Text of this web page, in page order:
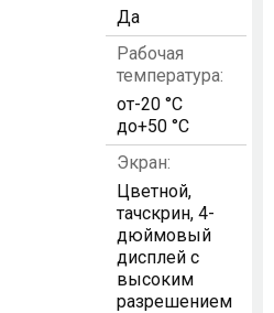
Да
Рабочая
температура:
от-20 °C
до+50 °C
Экран:
Цветной,
тачскрин, 4-
дюймовый
дисплей с
высоким
разрешением